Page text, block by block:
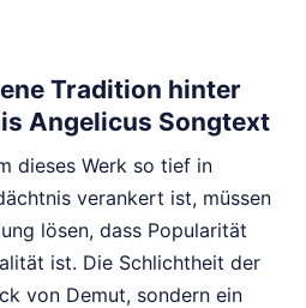
Tradition hinter
Angelicus Songtext
dieses Werk so tief in
verankert ist, müssen
lösen, dass Popularität
ist. Die Schlichtheit der
von Demut, sondern ein